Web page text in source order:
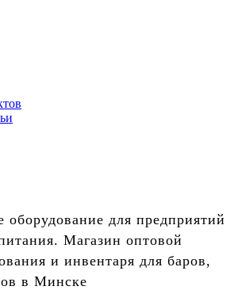
оборудование для предприятий
Магазин оптовой
и инвентаря для баров,
в Минске